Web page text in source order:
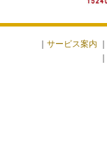
サービス案内